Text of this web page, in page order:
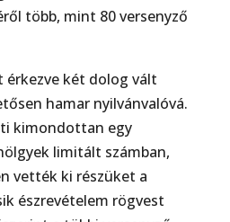
több, mint 80 versenyző
érkezve két dolog vált
hamar nyilvánvalóvá.
kimondottan egy
limitált számban,
vették ki részüket a
észrevételem rögvest